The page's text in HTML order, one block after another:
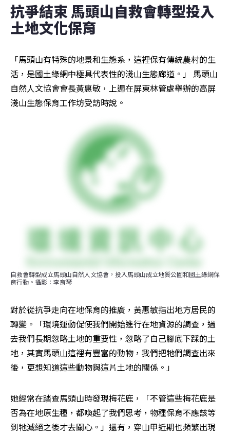
抗爭結束 馬頭山自救會轉型投入
土地文化保育
「馬頭山有特殊的地景和生態系，這裡保有傳統農村的生
活，是國土綠網中極具代表性的淺山生態廊道。」 馬頭山
自然人文協會會長黃惠敏，上週在屏東林管處舉辦的高屏
淺山生態保育工作坊受訪時說。
自救會轉型成立馬頭山自然人文協會，投入馬頭山成立地質公園和國土綠網保
育行動。攝影：李育琴
對於從抗爭走向在地保育的推廣，黃惠敏指出地方居民的
轉變。「環境運動促使我們開始進行在地資源的調查，過
去我們長期忽略土地的重要性，忽略了自己腳底下踩的土
地，其實馬頭山這裡有豐富的動物，我們把牠們調查出來
後，更想知道這些動物與這片土地的關係。」
她經常在踏查馬頭山時發現梅花鹿，「不管這些梅花鹿是
否為在地原生種，都喚起了我們思考，物種保育不應該等
到牠滅絕之後才去關心。」還有，穿山甲近期也頻繁出現